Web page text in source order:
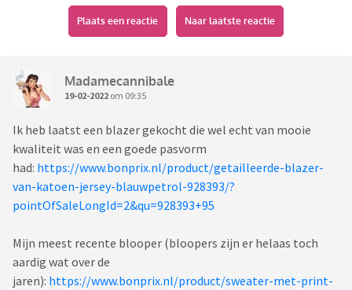
Plaats een reactie Naar laatste reactie
Madamecannibale
19-02-2022 om 09:35
Ik heb laatst een blazer gekocht die wel echt van mooie
kwaliteit was en een goede pasvorm
had: https://www.bonprix.nl/product/getailleerde-blazer-
van-katoen-jersey-blauwpetrol-928393/?
pointOfSaleLongId=2&qu=928393+95
Mijn meest recente blooper (bloopers zijn er helaas toch
aardig wat over de
jaren): https://www.bonprix.nl/product/sweater-met-print-